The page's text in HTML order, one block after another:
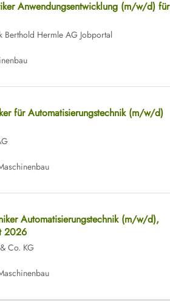
Anwendungsentwicklung (m/w/d) für
Berthold Hermle AG Jobportal
für Automatisierungstechnik (m/w/d)
Automatisierungstechnik (m/w/d),
2026
Co. KG